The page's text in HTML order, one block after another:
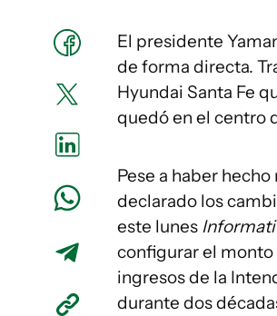
El presidente
de forma directa.
Hyundai Santa Fe
quedó en el centro
Pese a haber
declarado los
este lunes
configurar el
ingresos de la
durante dos